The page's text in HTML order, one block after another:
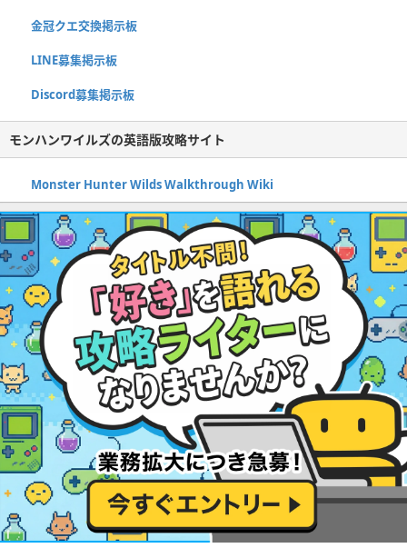
金冠クエ交換掲示板
LINE募集掲示板
Discord募集掲示板
モンハンワイルズの英語版攻略サイト
Monster Hunter Wilds Walkthrough Wiki